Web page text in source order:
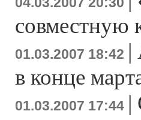
совместную
01.03.2007 18:42 |
в конце
01.03.2007 17:44 |